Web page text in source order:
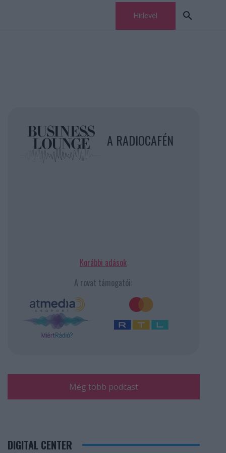
Hírlevél
A RADIOCAFÉN
Korábbi adások
A rovat támogatói:
Még több podcast
DIGITAL CENTER